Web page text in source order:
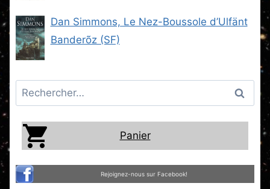
Dan Simmons, Le Nez-Boussole d’Ulfänt
Banderõz (SF)
Rechercher :
Panier
Rejoignez-nous sur Facebook!